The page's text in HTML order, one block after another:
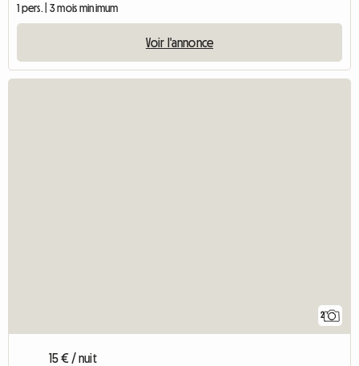
1 pers. | 3 mois minimum
Voir l'annonce
2
15 € / nuit